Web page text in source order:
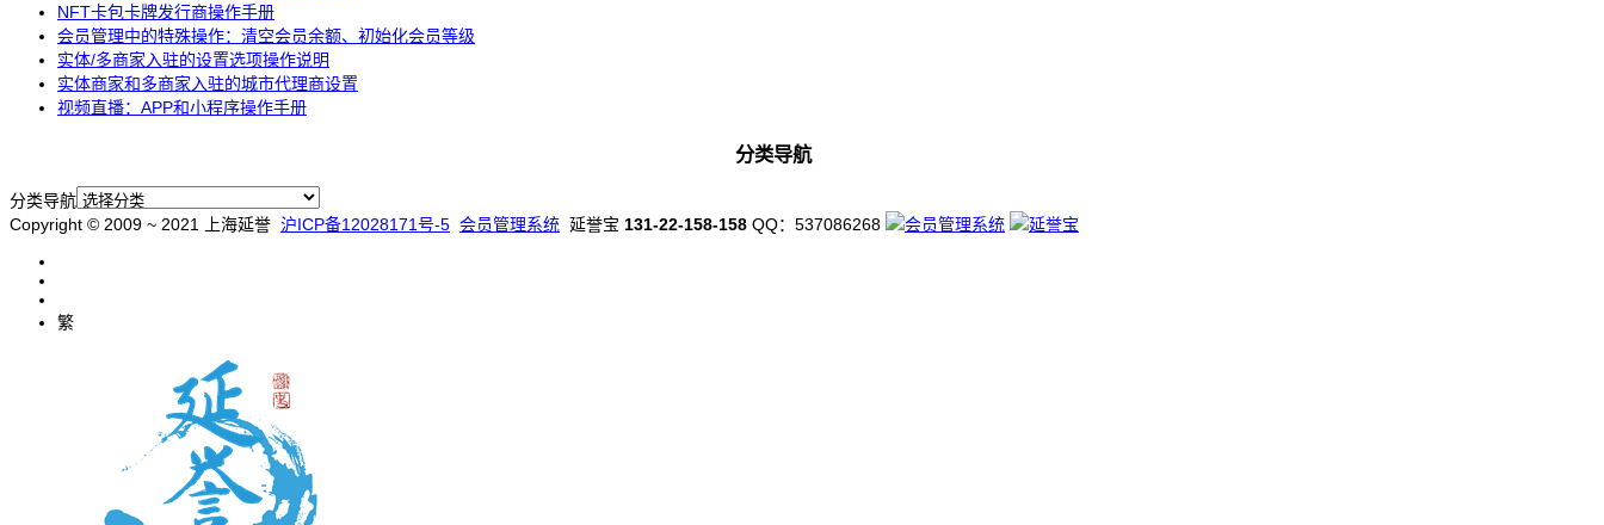
NFT卡包卡牌发行商操作手册
会员管理中的特殊操作：清空会员余额、初始化会员等级
实体/多商家入驻的设置选项操作说明
实体商家和多商家入驻的城市代理商设置
视频直播：APP和小程序操作手册
分类导航
分类导航
Copyright © 2009 ~ 2021 上海延誉 沪ICP备12028171号-5 会员管理系统 延誉宝 131-22-158-158 QQ：537086268
繁